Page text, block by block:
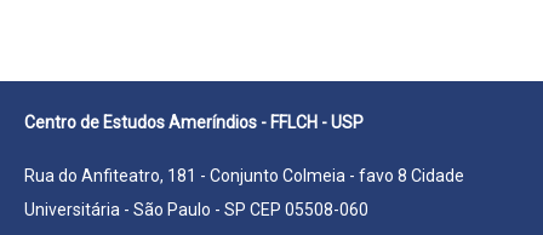
Centro de Estudos Ameríndios - FFLCH - USP
Rua do Anfiteatro, 181 - Conjunto Colmeia - favo 8 Cidade
Universitária - São Paulo - SP CEP 05508-060